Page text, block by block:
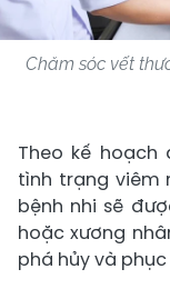
Chăm sóc vết
Theo kế hoạch
tình trạng viêm
bệnh nhi sẽ
hoặc xương
phá hủy và